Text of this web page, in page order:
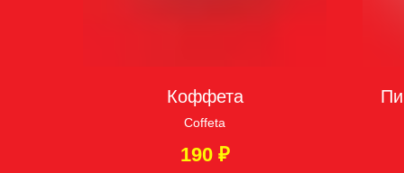
Коффета
Coffeta
190 ₽